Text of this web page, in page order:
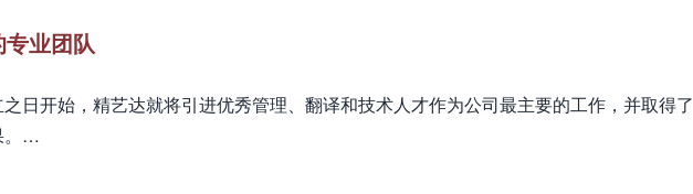
专业团队
日开始，精艺达就将引进优秀管理、翻译和技术人才作为公司最主要的工作，并取得了
。…